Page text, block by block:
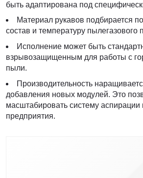
быть адаптирована под
Материал рукавов подбирается
состав и температуру пылегазового
Исполнение может быть
взрывозащищенным для работы с
пыли.
Производительность
добавления новых модулей. Это
масштабировать систему аспирации
предприятия.